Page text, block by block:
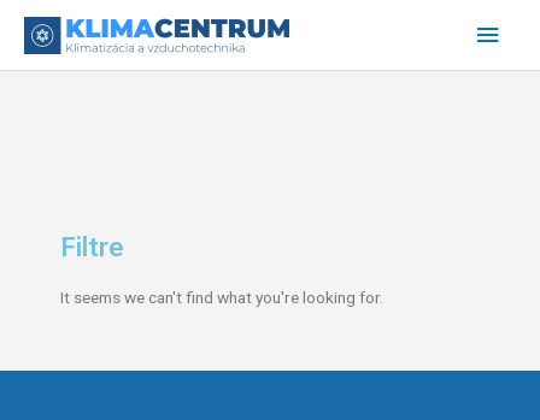
Filtre
It seems we can't find what you're looking for.